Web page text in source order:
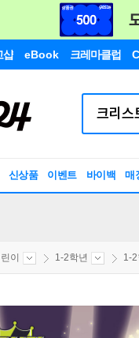
샵 eBook 크레마클럽
신상품 이벤트 바이백 매
이 1-2학년 1-